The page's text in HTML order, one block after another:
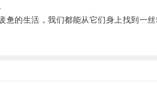
的生活，我们都能从它们身上找到一丝